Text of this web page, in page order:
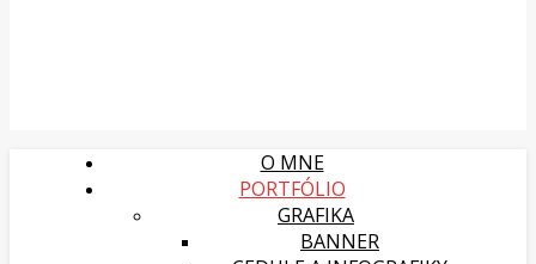
O MNE
PORTFÓLIO
GRAFIKA
BANNER